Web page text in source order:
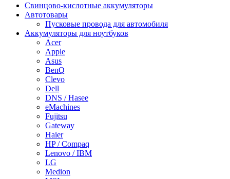
Cвинцово-кислотные аккумуляторы
Автотовары
Пусковые провода для автомобиля
Аккумуляторы для ноутбуков
Acer
Apple
Asus
BenQ
Clevo
Dell
DNS / Hasee
eMachines
Fujitsu
Gateway
Haier
HP / Compaq
Lenovo / IBM
LG
Medion